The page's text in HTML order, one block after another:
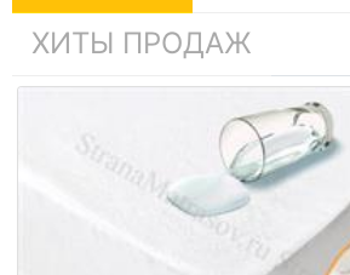
ХИТЫ ПРОДАЖ